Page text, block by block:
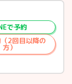
で予約
2回目以降の
方）